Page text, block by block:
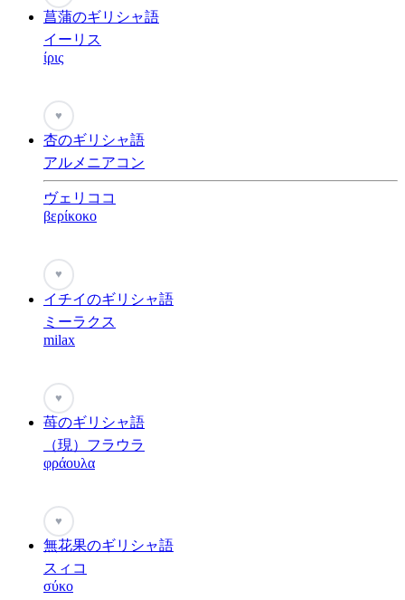
菖蒲のギリシャ語
イーリス
ίρις
♥
杏のギリシャ語
アルメニアコン
ヴェリココ
βερίκοκο
♥
イチイのギリシャ語
ミーラクス
milax
♥
苺のギリシャ語
（現）フラウラ
φράουλα
♥
無花果のギリシャ語
スィコ
σύκο